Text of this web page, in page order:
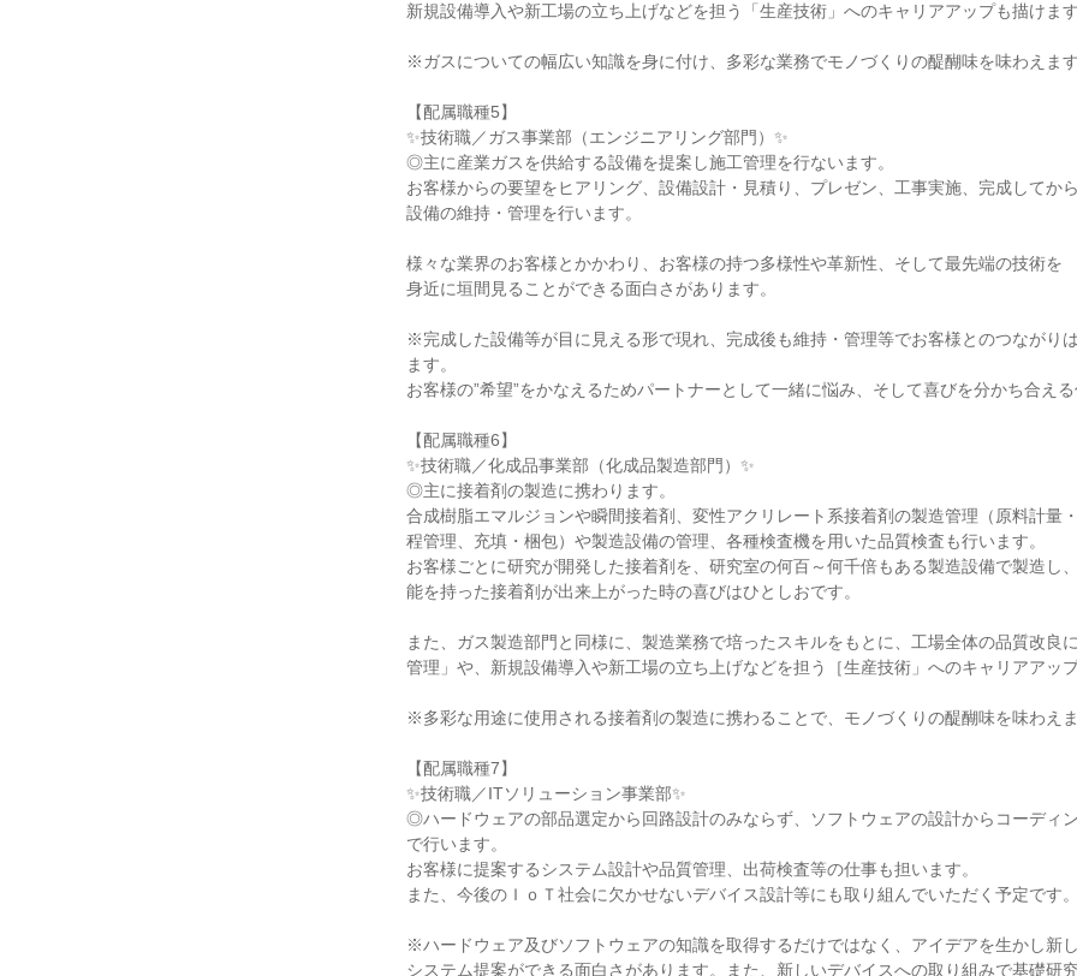
新規設備導入や新工場の立ち上げなどを担う「生産技術」へのキャリアアップも描けます
※ガスについての幅広い知識を身に付け、多彩な業務でモノづくりの醍醐味を味わえます
【配属職種5】
✨技術職／ガス事業部（エンジニアリング部門）✨
◎主に産業ガスを供給する設備を提案し施工管理を行ないます。
お客様からの要望をヒアリング、設備設計・見積り、プレゼン、工事実施、完成してか
設備の維持・管理を行います。
様々な業界のお客様とかかわり、お客様の持つ多様性や革新性、そして最先端の技術を
身近に垣間見ることができる面白さがあります。
※完成した設備等が目に見える形で現れ、完成後も維持・管理等でお客様とのつながり
ます。
お客様の”希望”をかなえるためパートナーとして一緒に悩み、そして喜びを分かち合える
【配属職種6】
✨技術職／化成品事業部（化成品製造部門）✨
◎主に接着剤の製造に携わります。
合成樹脂エマルジョンや瞬間接着剤、変性アクリレート系接着剤の製造管理（原料計量
程管理、充填・梱包）や製造設備の管理、各種検査機を用いた品質検査も行います。
お客様ごとに研究が開発した接着剤を、研究室の何百～何千倍もある製造設備で製造し
能を持った接着剤が出来上がった時の喜びはひとしおです。
また、ガス製造部門と同様に、製造業務で培ったスキルをもとに、工場全体の品質改良
管理」や、新規設備導入や新工場の立ち上げなどを担う［生産技術」へのキャリアアッ
※多彩な用途に使用される接着剤の製造に携わることで、モノづくりの醍醐味を味わえま
【配属職種7】
✨技術職／ITソリューション事業部✨
◎ハードウェアの部品選定から回路設計のみならず、ソフトウェアの設計からコーディ
で行います。
お客様に提案するシステム設計や品質管理、出荷検査等の仕事も担います。
また、今後のＩｏＴ社会に欠かせないデバイス設計等にも取り組んでいただく予定です。
※ハードウェア及びソフトウェアの知識を取得するだけではなく、アイデアを生かし新
システム提案ができる面白さがあります。また、新しいデバイスへの取り組みで基礎研究